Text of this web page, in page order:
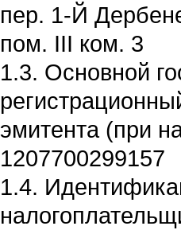
пер. 1-Й
пом. III ком. 3
1.3. Основной
эмитента (при
1207700299157
1.4.